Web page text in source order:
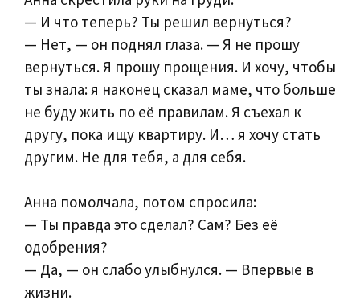
— И что теперь? Ты решил вернуться?
— Нет, — он поднял глаза. — Я не прошу
вернуться. Я прошу прощения. И хочу, чтобы
ты знала: я наконец сказал маме, что больше
не буду жить по её правилам. Я съехал к
другу, пока ищу квартиру. И… я хочу стать
другим. Не для тебя, а для себя.
Анна помолчала, потом спросила:
— Ты правда это сделал? Сам? Без её
одобрения?
— Да, — он слабо улыбнулся. — Впервые в
жизни.